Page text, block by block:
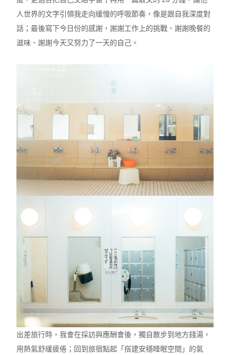
人世界的文字引領我走向緩慢的呼吸節奏，像是跟自我深度對
話；最後寫下今日份的感謝，謝謝工作上的挑戰、謝謝晚餐的
滋味、謝謝今天又努力了一天的自己。
出差旅行時，我會在採訪與應酬會後，獨自散步到地方錢湯，
用熱氣舒緩疲倦；回到旅宿點起「搭建安穩睡眠空間」的氣